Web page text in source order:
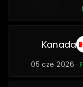
Kanada
05 cze 2026 ·